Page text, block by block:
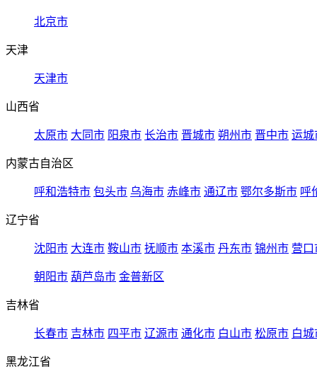
北京市
天津
天津市
山西省
太原市 大同市 阳泉市 长治市 晋城市 朔州市 晋中市 运城
内蒙古自治区
呼和浩特市 包头市 乌海市 赤峰市 通辽市 鄂尔多斯市 呼
辽宁省
沈阳市 大连市 鞍山市 抚顺市 本溪市 丹东市 锦州市 营口
朝阳市 葫芦岛市 金普新区
吉林省
长春市 吉林市 四平市 辽源市 通化市 白山市 松原市 白城
黑龙江省